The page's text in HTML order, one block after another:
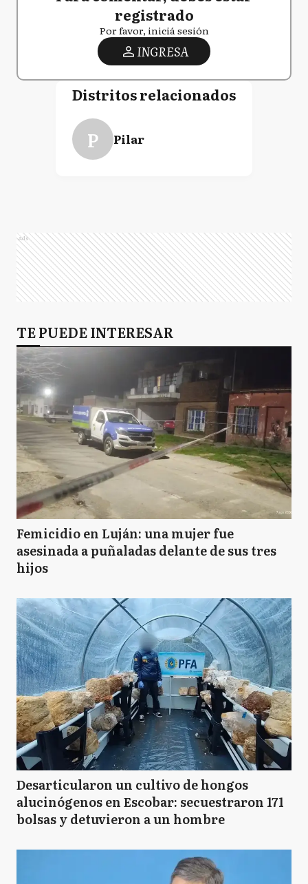
registrado
Por favor, iniciá sesión
INGRESA
Distritos relacionados
P Pilar
Ads
TE PUEDE INTERESAR
Femicidio en Luján: una mujer fue
asesinada a puñaladas delante de sus tres
hijos
Desarticularon un cultivo de hongos
alucinógenos en Escobar: secuestraron 171
bolsas y detuvieron a un hombre